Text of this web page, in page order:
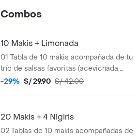
Combos
10 Makis + Limonada
01 Tabla de 10 makis acompañada de tu
trío de salsas favoritas (acevichada,
anguila y shoyu). Junto con 01 Botella de
-29% S/ 29.90 S/ 42.00
20 Makis + 4 Nigiris
02 Tablas de 10 makis acompañadas de